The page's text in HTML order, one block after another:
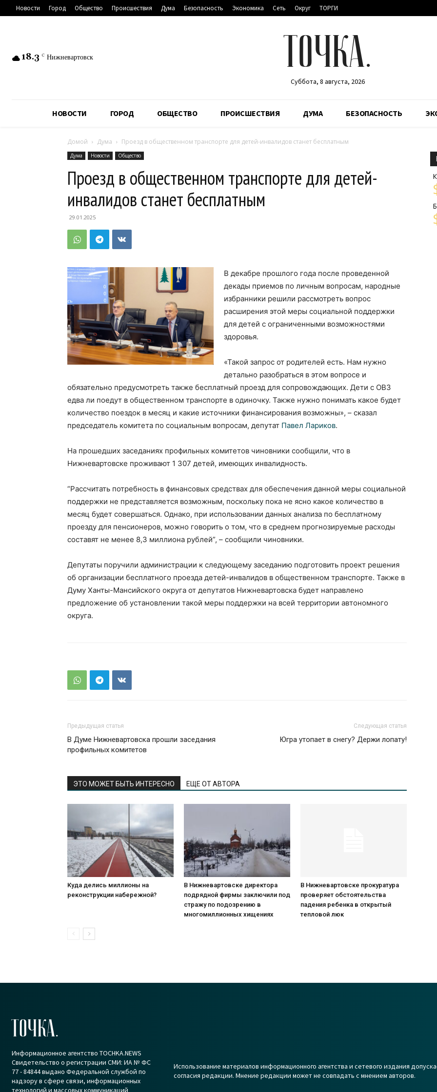
Новости Город Общество Происшествия Дума Безопасность Экономика Сеть Округ ТОРГИ
18.3 C Нижневартовск ТОЧКА.
Суббота, 8 августа, 2026
НОВОСТИ ГОРОД ОБЩЕСТВО ПРОИСШЕСТВИЯ ДУМА БЕЗОПАСНОСТЬ
Домой Дума Проезд в общественном транспорте для детей-инвалидов станет бесплатным
Дума Новости Общество
Проезд в общественном транспорте для детей-
инвалидов станет бесплатным
29.01.2025
В декабре прошлого года после проведенной
декады приемов по личным вопросам, народные
избранники решили рассмотреть вопрос
расширения этой меры социальной поддержки
для детей с ограниченными возможностями
здоровья.
«Такой запрос от родителей есть. Нам нужно
детально разобраться в этом вопросе и
обязательно предусмотреть также бесплатный проезд для сопровождающих. Дети с ОВЗ
едва ли поедут в общественном транспорте в одиночку. Также нужно понимать какое будет
количество поездок в месяц и какие источники финансирования возможны», – сказал
председатель комитета по социальным вопросам, депутат Павел Лариков.
На прошедших заседаниях профильных комитетов чиновники сообщили, что в
Нижневартовске проживают 1 307 детей, имеющих инвалидность.
“Рассчитать потребность в финансовых средствах для обеспечения данной меры социальной
поддержки не представляется возможным, поскольку пока не ясно какое количество в
месяц будет совершаться. Однако, при использовании данных анализа по бесплатному
проезду для пенсионеров, можно говорить о том, что в среднем прогнозируемые расходы
составят не менее 8,3 миллиона рублей”, – сообщили чиновники.
Депутаты поручили администрации к следующему заседанию подготовить проект решения
об организации бесплатного проезда детей-инвалидов в общественном транспорте. Также в
Думу Ханты-Мансийского округа от депутатов Нижневартовска будет направлено
предложение об установлении такой меры поддержки на всей территории автономного
округа.
Предыдущая статья
В Думе Нижневартовска прошли заседания
профильных комитетов
Следующая статья
Югра утопает в снегу? Держи лопату!
ЭТО МОЖЕТ БЫТЬ ИНТЕРЕСНО ЕЩЕ ОТ АВТОРА
Куда делись миллионы на
реконструкции набережной?
В Нижневартовске директора
подрядной фирмы заключили под
стражу по подозрению в
многомиллионных хищениях
В Нижневартовске прокуратура
проверяет обстоятельства
падения ребенка в открытый
тепловой люк
ТОЧКА.
Информационное агентство TOCHKA.NEWS
Свидетельство о регистрации СМИ: ИА № ФС
77 - 84844 выдано Федеральной службой по
надзору в сфере связи, информационных
технологий и массовых коммуникаций
Использование материалов информационного агентства и сетевого издания
согласия редакции. Мнение редакции может не совпадать с мнением авторов.